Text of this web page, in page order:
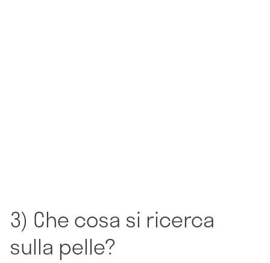
3) Che cosa si ricerca
sulla pelle?